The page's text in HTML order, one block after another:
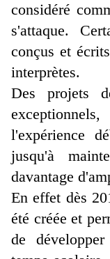
considéré
s'attaque.
conçus et
interprètes.
Des projets
l'expérience
jusqu'à
davantage
En effet dès
été créée et
de